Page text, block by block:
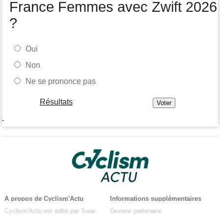
France Femmes avec Zwift 2026
?
Oui
Non
Ne se prononce pas
Résultats
-
A propos de Cyclism'Actu
Cyclism'Actu est édité par Swar-
Informations supplémentaires
Devenir partenaire